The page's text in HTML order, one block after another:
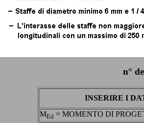
n°
INSERIRE I
MEd = MOMENTO DI